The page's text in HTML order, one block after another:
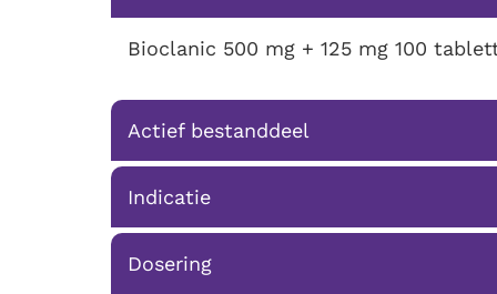
Bioclanic 500 mg + 125 mg 100
Actief bestanddeel
Indicatie
Dosering